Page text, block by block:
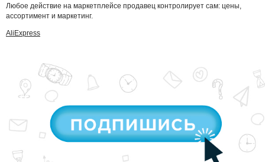
Любое действие на маркетплейсе продавец контролирует сам: цены,
ассортимент и маркетинг.
AliExpress